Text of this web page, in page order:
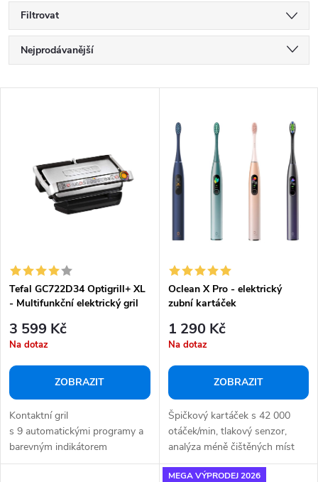
Filtrovat
a
z
u
k
t
ů
Nejprodávanější
d
u
k
t
ů
Tefal GC722D34 Optigrill+ XL
- Multifunkční elektrický gril
3 599 Kč
Na dotaz
ZOBRAZIT
Kontaktní gril
s 9 automatickými programy a
barevným indikátorem
propečení pro...
Oclean X Pro - elektrický
zubní kartáček
1 290 Kč
Na dotaz
ZOBRAZIT
Špičkový kartáček s 42 000
otáček/min, tlakový senzor,
analýza méně čištěných míst
pomocí...
MEGA VÝPRODEJ 2026